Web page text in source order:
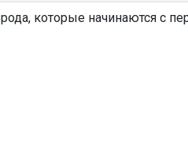
которые начинаются с